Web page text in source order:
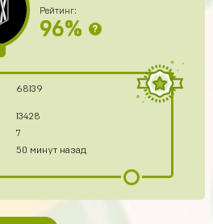
Рейтинг:
96% ?
68139
13428
7
50 минут назад